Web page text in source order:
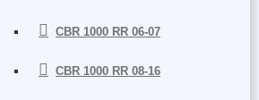
CBR 1000 RR 06-07
CBR 1000 RR 08-16